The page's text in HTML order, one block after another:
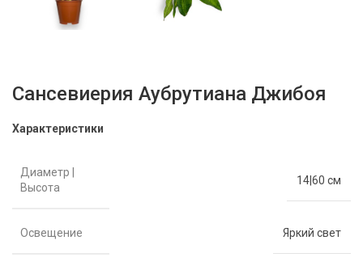
Сансевиерия Аубрутиана Джибоя
Характеристики
Диаметр |
Высота
14|60 см
Освещение Яркий свет